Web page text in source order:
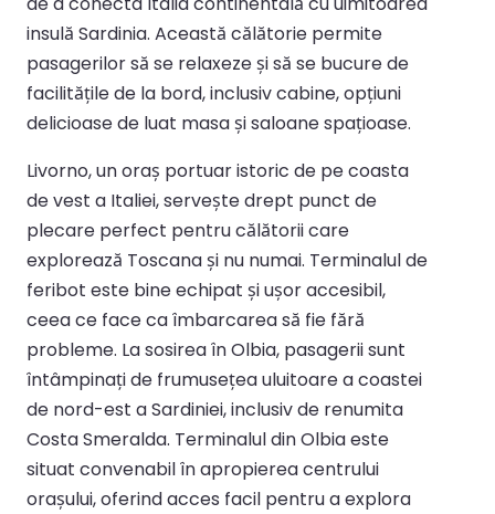
insulă Sardinia. Această călătorie permite
pasagerilor să se relaxeze și să se bucure de
facilitățile de la bord, inclusiv cabine, opțiuni
delicioase de luat masa și saloane spațioase.
Livorno, un oraș portuar istoric de pe coasta
de vest a Italiei, servește drept punct de
plecare perfect pentru călătorii care
explorează Toscana și nu numai. Terminalul de
feribot este bine echipat și ușor accesibil,
ceea ce face ca îmbarcarea să fie fără
probleme. La sosirea în Olbia, pasagerii sunt
întâmpinați de frumusețea uluitoare a coastei
de nord-est a Sardiniei, inclusiv de renumita
Costa Smeralda. Terminalul din Olbia este
situat convenabil în apropierea centrului
orașului, oferind acces facil pentru a explora